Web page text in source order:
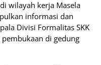
wilayah kerja Masela
informasi dan
Divisi Formalitas SKK
pembukaan di gedung